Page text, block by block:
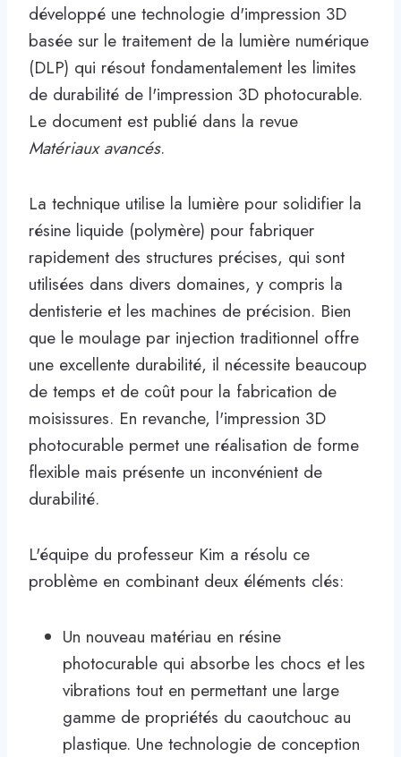
développé une technologie d'impression 3D
basée sur le traitement de la lumière numérique
(DLP) qui résout fondamentalement les limites
de durabilité de l'impression 3D photocurable.
Le document est publié dans la revue
Matériaux avancés.
La technique utilise la lumière pour solidifier la
résine liquide (polymère) pour fabriquer
rapidement des structures précises, qui sont
utilisées dans divers domaines, y compris la
dentisterie et les machines de précision. Bien
que le moulage par injection traditionnel offre
une excellente durabilité, il nécessite beaucoup
de temps et de coût pour la fabrication de
moisissures. En revanche, l'impression 3D
photocurable permet une réalisation de forme
flexible mais présente un inconvénient de
durabilité.
L'équipe du professeur Kim a résolu ce
problème en combinant deux éléments clés:
Un nouveau matériau en résine
photocurable qui absorbe les chocs et les
vibrations tout en permettant une large
gamme de propriétés du caoutchouc au
plastique. Une technologie de conception